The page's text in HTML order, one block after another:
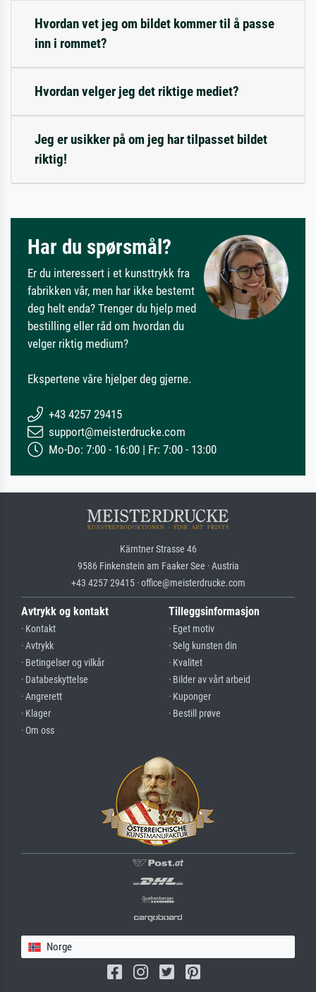
Hvordan vet jeg om bildet kommer til å passe
inn i rommet?
Hvordan velger jeg det riktige mediet?
Jeg er usikker på om jeg har tilpasset bildet
riktig!
Har du spørsmål?
Er du interessert i et kunsttrykk fra
fabrikken vår, men har ikke bestemt
deg helt enda? Trenger du hjelp med
bestilling eller råd om hvordan du
velger riktig medium?
Ekspertene våre hjelper deg gjerne.
+43 4257 29415
support@meisterdrucke.com
Mo-Do: 7:00 - 16:00 | Fr: 7:00 - 13:00
Kärntner Strasse 46
9586 Finkenstein am Faaker See · Austria
+43 4257 29415 · office@meisterdrucke.com
Avtrykk og kontakt
· Kontakt
· Avtrykk
· Betingelser og vilkår
· Databeskyttelse
· Angrerett
· Klager
· Om oss
Tilleggsinformasjon
· Eget motiv
· Selg kunsten din
· Kvalitet
· Bilder av vårt arbeid
· Kuponger
· Bestill prøve
Norge